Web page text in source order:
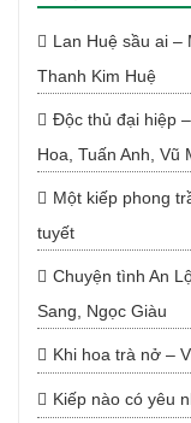
Lan Huệ sầu ai –
Thanh Kim Huệ
Độc thủ đại hiệp
Hoa, Tuấn Anh, Vũ
Một kiếp phong
tuyết
Chuyện tình An
Sang, Ngọc Giàu
Khi hoa trà nở –
Kiếp nào có yêu